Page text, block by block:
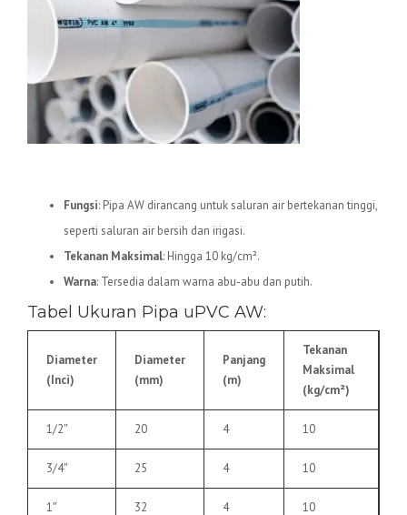
Fungsi: Pipa AW dirancang untuk saluran air bertekanan tinggi,
seperti saluran air bersih dan irigasi.
Tekanan Maksimal: Hingga 10 kg/cm².
Warna: Tersedia dalam warna abu-abu dan putih.
Tabel Ukuran Pipa uPVC AW:
Diameter
(Inci)
Diameter
(mm)
Panjang
(m)
Tekanan
Maksimal
(kg/cm²)
1/2″ 20 4 10
3/4″ 25 4 10
1″ 32 4 10